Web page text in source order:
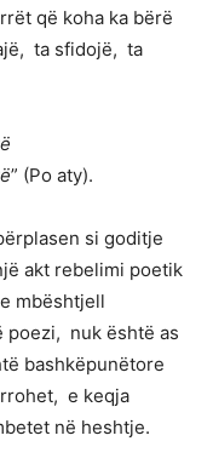
që koha ka bërë
ta sfidojë, ta
” (Po aty).
si goditje
akt rebelimi poetik
mbështjell
poezi, nuk është as
bashkëpunëtore
e keqja
në heshtje.